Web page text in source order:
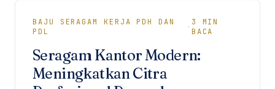
BAJU SERAGAM KERJA PDH DAN
PDL
· 3
MIN
BACA
Seragam Kantor Modern:
Meningkatkan Citra